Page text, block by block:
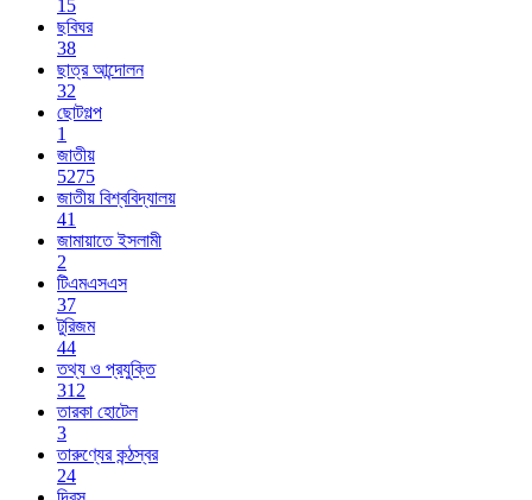
15
ছবিঘর
38
ছাত্র আন্দোলন
32
ছোটগল্প
1
জাতীয়
5275
জাতীয় বিশ্ববিদ্যালয়
41
জামায়াতে ইসলামী
2
টিএমএসএস
37
টুরিজম
44
তথ্য ও প্রযুক্তি
312
তারকা হোটেল
3
তারুণ্যের কন্ঠস্বর
24